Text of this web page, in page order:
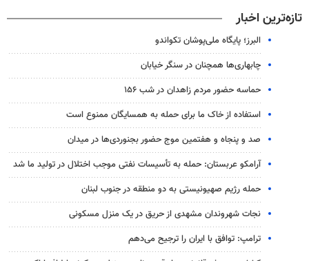
تازه‌ترین اخبار
البرز؛ پایگاه ملی‌پوشان تکواندو
چابهاری‌ها همچنان در سنگر خیابان
حماسه حضور مردم زاهدان در شب ۱۵۶
استفاده از خاک ما برای حمله به همسایگان ممنوع است
صد و پنجاه و هفتمین موج حضور بجنوردی‌ها در میدان
آرامکو عربستان: حمله به تأسیسات نفتی موجب اختلال در تولید ما شد
حمله رژیم صهیونیستی به دو منطقه در جنوب لبنان
نجات شهروندان مشهدی از حریق در یک منزل مسکونی
ترامپ: توافق با ایران را ترجیح می‌دهم